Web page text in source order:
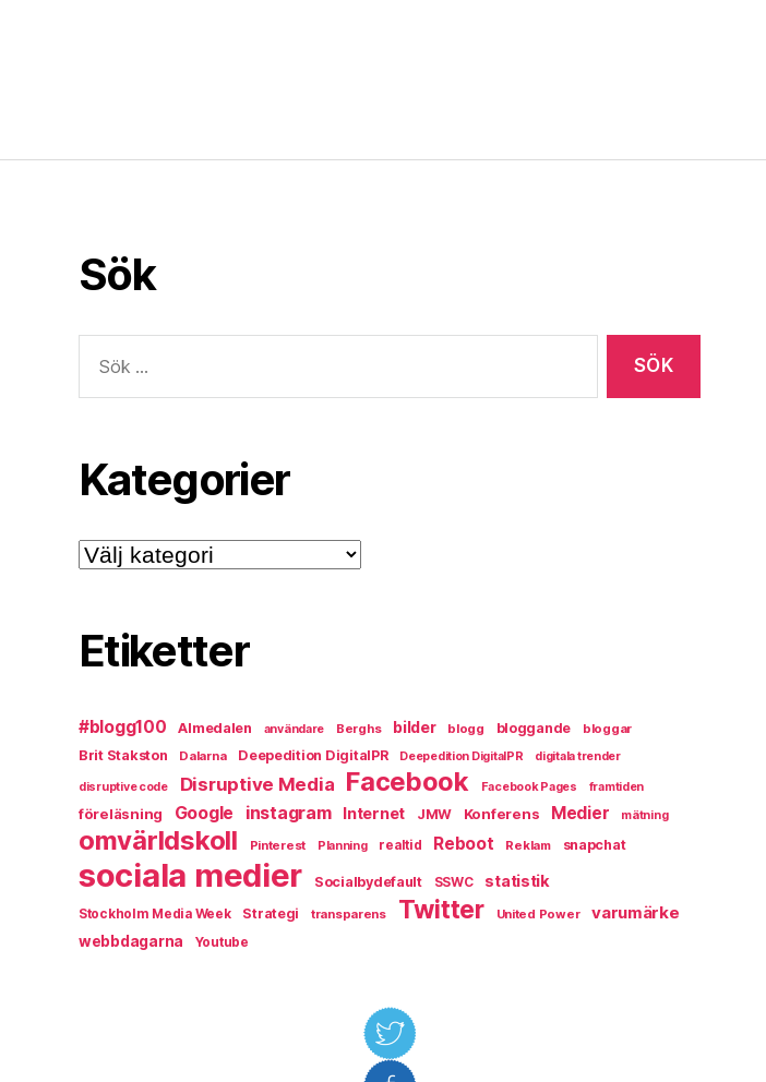
Sök
efter:
Kategorier
Kategorier
Etiketter
#blogg100 Almedalen användare Berghs bilder blogg bloggande bloggar
Brit Stakston Dalarna Deepedition DigitalPR Deepedition DigitalPR digitala trender
disruptive code Disruptive Media Facebook Facebook Pages framtiden
föreläsning Google instagram Internet JMW Konferens Medier mätning
omvärldskoll Pinterest Planning realtid Reboot Reklam snapchat
sociala medier Socialbydefault SSWC statistik
Stockholm Media Week Strategi transparens Twitter United Power varumärke
webbdagarna Youtube